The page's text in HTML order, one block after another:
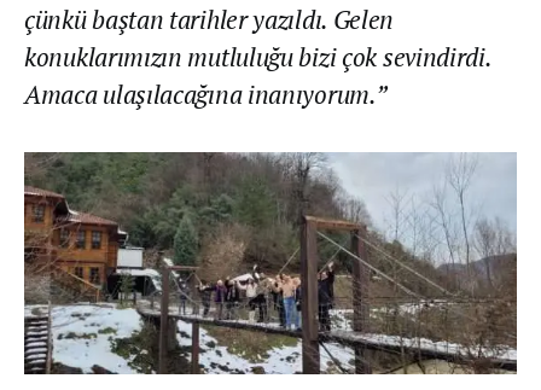
çünkü baştan tarihler yazıldı. Gelen
konuklarımızın mutluluğu bizi çok sevindirdi.
Amaca ulaşılacağına inanıyorum.”